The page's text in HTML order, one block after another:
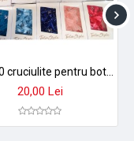
20,00 Lei